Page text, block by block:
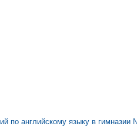
по английскому языку в гимназии